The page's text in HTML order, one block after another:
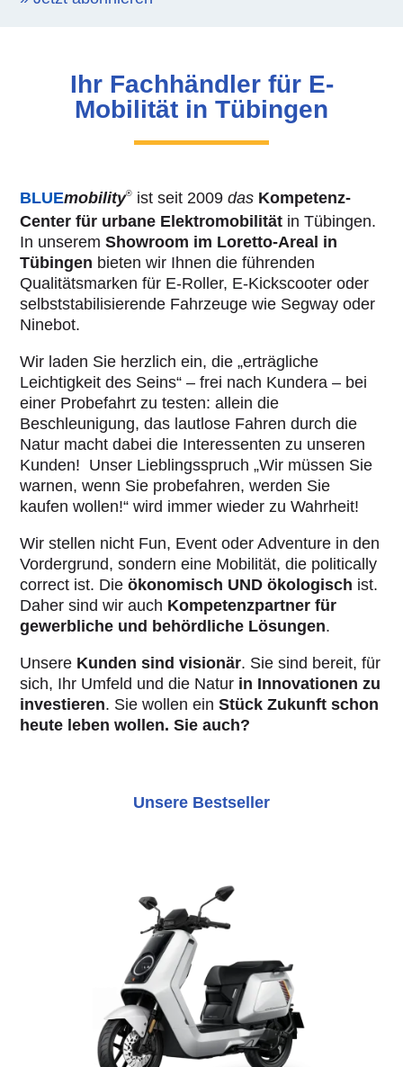
Ihr Fachhändler für E-
Mobilität in Tübingen
BLUEmobility® ist seit 2009das Kompetenz-
Center für urbane Elektromobilität in Tübingen.
In unseremShowroom im Loretto-Areal in
Tübingen bieten wir Ihnen die führenden
Qualitätsmarken für E-Roller, E-Kickscooter oder
selbststabilisierende Fahrzeuge wie Segway oder
Ninebot.
Wir laden Sie herzlich ein, die „erträgliche
Leichtigkeit des Seins“ – frei nach Kundera – bei
einer Probefahrt zu testen: allein die
Beschleunigung, das lautlose Fahren durch die
Natur macht dabei die Interessenten zu unseren
Kunden! Unser Lieblingsspruch „Wir müssen Sie
warnen, wenn Sie probefahren, werden Sie
kaufen wollen!“ wird immer wieder zu Wahrheit!
Wir stellen nicht Fun, Event oder Adventure in den
Vordergrund, sondern eine Mobilität, die politically
correct ist. Dieökonomisch UND ökologisch ist.
Daher sind wir auch Kompetenzpartner für
gewerbliche und behördliche Lösungen.
Unsere Kunden sind visionär. Sie sind bereit, für
sich, Ihr Umfeld und die Natur in Innovationen zu
investieren. Sie wollen einStück Zukunft schon
heute leben wollen. Sie auch?
Unsere Bestseller